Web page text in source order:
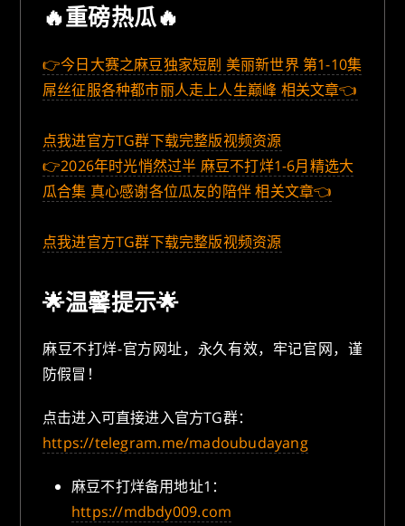
🔥重磅热瓜🔥
👉今日大赛之麻豆独家短剧 美丽新世界 第1-10集
屌丝征服各种都市丽人走上人生巅峰 相关文章👈
点我进官方TG群下载完整版视频资源
👉2026年时光悄然过半 麻豆不打烊1-6月精选大
瓜合集 真心感谢各位瓜友的陪伴 相关文章👈
点我进官方TG群下载完整版视频资源
🌟温馨提示🌟
麻豆不打烊-官方网址，永久有效，牢记官网，谨
防假冒！
点击进入可直接进入官方TG群：
https://telegram.me/madoubudayang
麻豆不打烊备用地址1：
https://mdbdy009.com